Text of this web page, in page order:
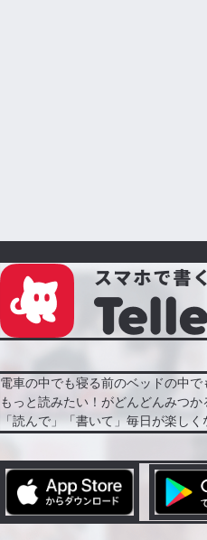
電車の中でも寝る前のベッドの中で
もっと読みたい！がどんどんみつか
「読んで」「書いて」毎日が楽し